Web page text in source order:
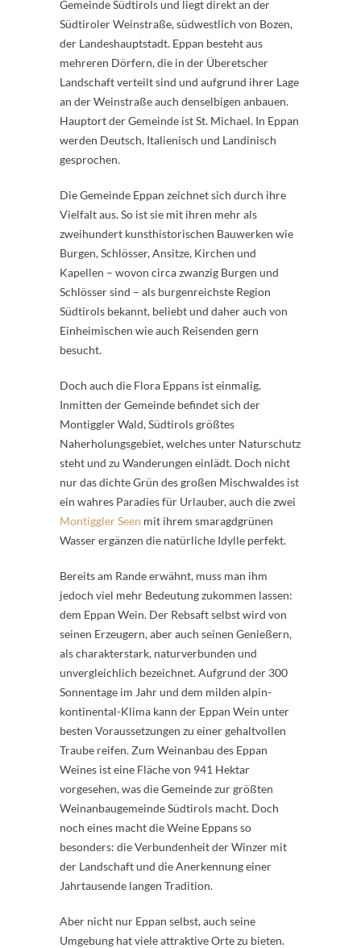
Gemeinde Südtirols und liegt direkt an der
Südtiroler Weinstraße, südwestlich von Bozen,
der Landeshauptstadt. Eppan besteht aus
mehreren Dörfern, die in der Überetscher
Landschaft verteilt sind und aufgrund ihrer Lage
an der Weinstraße auch denselbigen anbauen.
Hauptort der Gemeinde ist St. Michael. In Eppan
werden Deutsch, Italienisch und Landinisch
gesprochen.
Die Gemeinde Eppan zeichnet sich durch ihre
Vielfalt aus. So ist sie mit ihren mehr als
zweihundert kunsthistorischen Bauwerken wie
Burgen, Schlösser, Ansitze, Kirchen und
Kapellen – wovon circa zwanzig Burgen und
Schlösser sind – als burgenreichste Region
Südtirols bekannt, beliebt und daher auch von
Einheimischen wie auch Reisenden gern
besucht.
Doch auch die Flora Eppans ist einmalig.
Inmitten der Gemeinde befindet sich der
Montiggler Wald, Südtirols größtes
Naherholungsgebiet, welches unter Naturschutz
steht und zu Wanderungen einlädt. Doch nicht
nur das dichte Grün des großen Mischwaldes ist
ein wahres Paradies für Urlauber, auch die zwei
Montiggler Seen mit ihrem smaragdgrünen
Wasser ergänzen die natürliche Idylle perfekt.
Bereits am Rande erwähnt, muss man ihm
jedoch viel mehr Bedeutung zukommen lassen:
dem Eppan Wein. Der Rebsaft selbst wird von
seinen Erzeugern, aber auch seinen Genießern,
als charakterstark, naturverbunden und
unvergleichlich bezeichnet. Aufgrund der 300
Sonnentage im Jahr und dem milden alpin-
kontinental-Klima kann der Eppan Wein unter
besten Voraussetzungen zu einer gehaltvollen
Traube reifen. Zum Weinanbau des Eppan
Weines ist eine Fläche von 941 Hektar
vorgesehen, was die Gemeinde zur größten
Weinanbaugemeinde Südtirols macht. Doch
noch eines macht die Weine Eppans so
besonders: die Verbundenheit der Winzer mit
der Landschaft und die Anerkennung einer
Jahrtausende langen Tradition.
Aber nicht nur Eppan selbst, auch seine
Umgebung hat viele attraktive Orte zu bieten.